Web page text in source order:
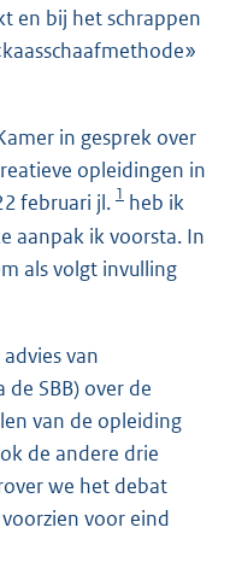
en bij het schrappen
in gesprek over
opleidingen in
februari jl. 1 heb ik
aanpak ik voorsta. In
als volgt invulling
van
SBB) over de
van de opleiding
de andere drie
we het debat
voor eind